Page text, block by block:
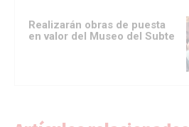
Realizarán obras de puesta
en valor del Museo del Subte